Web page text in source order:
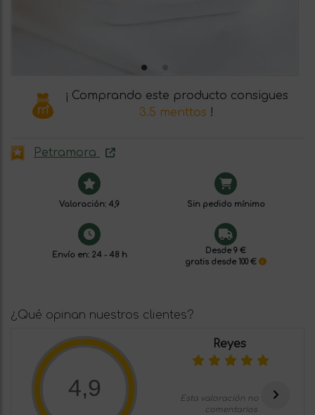
¡ Comprando este producto consigues
3.5 menttos !
Petramora
Valoración: 4,9 Sin pedido mínimo
Envío en: 24 - 48 h
Desde 9 €
gratis desde 100 €
¿Qué opinan nuestros clientes?
4,9
Reyes
Esta valoración no tiene
comentarios